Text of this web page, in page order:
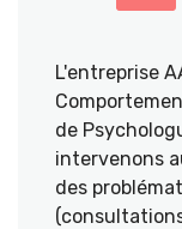
L'entreprise
de
intervenons
des